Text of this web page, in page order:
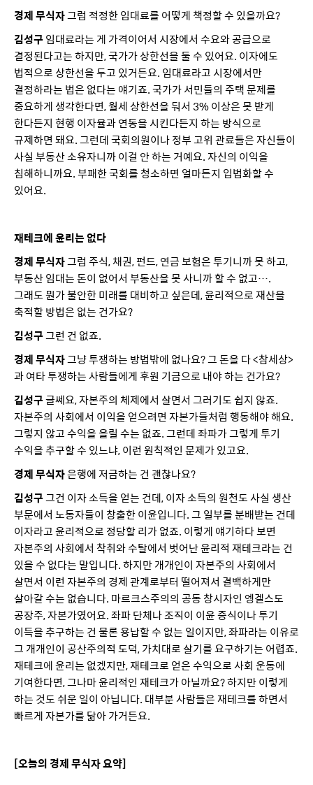
경제 무식자그럼 적정한 임대료를 어떻게 책정할 수 있을까요?
김성구임대료라는 게 가격이어서 시장에서 수요와 공급으로
결정된다고는 하지만, 국가가 상한선을 둘 수 있어요. 이자에도
법적으로 상한선을 두고 있거든요. 임대료라고 시장에서만
결정하라는 법은 없다는 얘기죠. 국가가 서민들의 주택 문제를
중요하게 생각한다면, 월세 상한선을 둬서 3% 이상은 못 받게
한다든지 현행 이자율과 연동을 시킨다든지 하는 방식으로
규제하면 돼요. 그런데 국회의원이나 정부 고위 관료들은 자신들이
사실 부동산 소유자니까 이걸 안 하는 거예요. 자신의 이익을
침해하니까요. 부패한 국회를 청소하면 얼마든지 입법화할 수
있어요.
재테크에 윤리는 없다
경제 무식자그럼 주식, 채권, 펀드, 연금 보험은 투기니까 못 하고,
부동산 임대는 돈이 없어서 부동산을 못 사니까 할 수 없고….
그래도 뭔가 불안한 미래를 대비하고 싶은데, 윤리적으로 재산을
축적할 방법은 없는 건가요?
김성구그런 건 없죠.
경제 무식자그냥 투쟁하는 방법밖에 없나요? 그 돈을 다 <참세상>
과 여타 투쟁하는 사람들에게 후원 기금으로 내야 하는 건가요?
김성구글쎄요, 자본주의 체제에서 살면서 그러기도 쉽지 않죠.
자본주의 사회에서 이익을 얻으려면 자본가들처럼 행동해야 해요.
그렇지 않고 수익을 올릴 수는 없죠. 그런데 좌파가 그렇게 투기
수익을 추구할 수 있느냐, 이런 원칙적인 문제가 있고요.
경제 무식자은행에 저금하는 건 괜찮나요?
김성구그건 이자 소득을 얻는 건데, 이자 소득의 원천도 사실 생산
부문에서 노동자들이 창출한 이윤입니다. 그 일부를 분배받는 건데
이자라고 윤리적으로 정당할 리가 없죠. 이렇게 얘기하다 보면
자본주의 사회에서 착취와 수탈에서 벗어난 윤리적 재테크라는 건
있을 수 없다는 말입니다. 하지만 개개인이 자본주의 사회에서
살면서 이런 자본주의 경제 관계로부터 떨어져서 결백하게만
살아갈 수는 없습니다. 마르크스주의의 공동 창시자인 엥겔스도
공장주, 자본가였어요. 좌파 단체나 조직이 이윤 증식이나 투기
이득을 추구하는 건 물론 용납할 수 없는 일이지만, 좌파라는 이유로
그 개개인이 공산주의적 도덕, 가치대로 살기를 요구하기는 어렵죠.
재테크에 윤리는 없겠지만, 재테크로 얻은 수익으로 사회 운동에
기여한다면, 그나마 윤리적인 재테크가 아닐까요? 하지만 이렇게
하는 것도 쉬운 일이 아닙니다. 대부분 사람들은 재테크를 하면서
빠르게 자본가를 닮아 가거든요.
[오늘의 경제 무식자 요약]